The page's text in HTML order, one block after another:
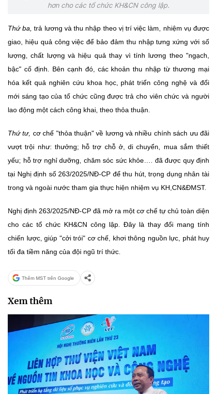
hơn cho các tổ chức KH&CN công lập.
Thứ ba, trả lương và thu nhập theo vị trí việc làm, nhiệm vụ được
giao, hiệu quả công việc để bảo đảm thu nhập tưng xứng với số
lượng, chất lượng và hiệu quả thay vì tính lương theo "ngạch,
bậc" cố định. Bên cạnh đó, các khoản thu nhập từ thương mại
hóa kết quả nghiên cứu khoa học, phát triển công nghệ và đổi
mới sáng tạo của tổ chức cũng được trả cho viên chức và người
lao động một cách công khai, theo thỏa thuận.
Thứ tư, cơ chế "thỏa thuận" về lương và nhiều chính sách ưu đãi
vượt trội như: thưởng; hỗ trợ chỗ ở, di chuyển, mua sắm thiết
yếu; hỗ trợ nghỉ dưỡng, chăm sóc sức khỏe…. đã được quy định
tại Nghị định số 263/2025/NĐ-CP để thu hút, trọng dụng nhân tài
trong và ngoài nước tham gia thực hiện nhiệm vụ KH,CN&ĐMST.
Nghị định 263/2025/NĐ-CP đã mở ra một cơ chế tự chủ toàn diện
cho các tổ chức KH&CN công lập. Đây là thay đổi mang tính
chiến lược, giúp "cởi trói" cơ chế, khơi thông nguồn lực, phát huy
tối đa tiềm năng của đội ngũ trí thức.
Thêm MST trên Google
Xem thêm